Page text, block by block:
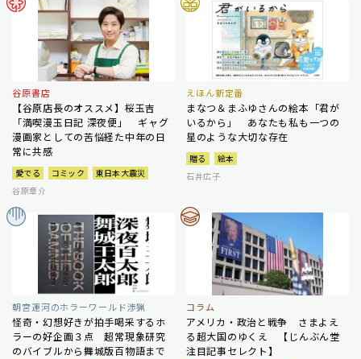
谷原書店
【谷原店長のオススメ】桜玉吉
「満喫漫玉日記 深夜便」 ギャグ
漫画家としての苦悩経た中年の日
常に共感
愛でる コミック
東日本大震災
谷原章介
えほん新定番
まなつ＆まふゆさんの絵本「君が
いるから」 あなたも私も一つの
星のような大切な存在
贈る
絵本
石井広子
朝宮運河のホラーワールド渉猟
怪奇・幻想好きが拍手喝采するホ
ラーの好企画３点 超常現象研究
のバイブルから舞城版百物語まで
コラム
アメリカ・政治と戦争 さまよえ
る超大国のゆくえ 【じんぶん堂
注目記事セレクト】